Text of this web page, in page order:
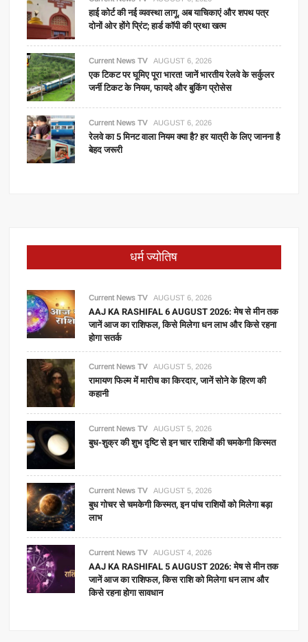
हाई कोर्ट की नई व्यवस्था लागू, अब याचिकाएं और शपथ पत्र
दोनों ओर होंगे प्रिंट; हार्ड कॉपी की प्रथा खत्म
Current News TV AUGUST 6, 2026
एक टिकट पर घूमिए पूरा भारत! जानें भारतीय रेलवे के सर्कुलर
जर्नी टिकट के नियम, फायदे और बुकिंग प्रोसेस
Current News TV AUGUST 6, 2026
रेलवे का 5 मिनट वाला नियम क्या है? हर यात्री के लिए जानना है
बेहद जरूरी
धर्म ज्योतिष
Current News TV AUGUST 6, 2026
AAJ KA RASHIFAL 6 AUGUST 2026: मेष से मीन तक
जानें आज का राशिफल, किसे मिलेगा धन लाभ और किसे रहना
होगा सतर्क
Current News TV AUGUST 5, 2026
रामायण फिल्म में मारीच का किरदार, जानें सोने के हिरण की
कहानी
Current News TV AUGUST 5, 2026
बुध-शुक्र की शुभ दृष्टि से इन चार राशियों की चमकेगी किस्मत
Current News TV AUGUST 5, 2026
बुध गोचर से चमकेगी किस्मत, इन पांच राशियों को मिलेगा बड़ा
लाभ
Current News TV AUGUST 4, 2026
AAJ KA RASHIFAL 5 AUGUST 2026: मेष से मीन तक
जानें आज का राशिफल, किस राशि को मिलेगा धन लाभ और
किसे रहना होगा सावधान